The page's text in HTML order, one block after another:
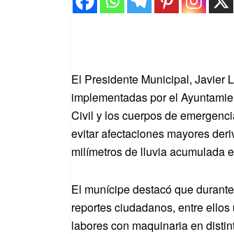
El Presidente Municipal, Javier
implementadas por el
Civil y los cuerpos de
evitar afectaciones mayores
milímetros de lluvia acumulada
El munícipe destacó que
reportes ciudadanos, entre
labores con maquinaria en